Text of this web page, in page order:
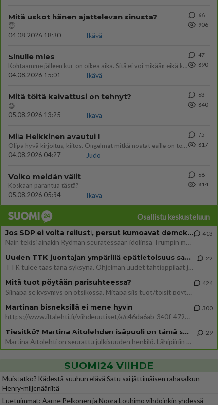
Mitä uskot hänen ajattelevan sinusta?
😇
04.08.2026 18:30
Ikävä
66
906
Sinulle mies
Kohtaamme jälleen kun on oikea aika. Sitä ei voi mikään eikä kukaan estää <3 <3
04.08.2026 15:01
Ikävä
47
890
Mitä töitä kaivattusi on tehnyt?
😅
05.08.2026 13:25
Ikävä
63
840
Miia Heikkinen avautui !
Olipa hyvä kirjoitus, kiitos. Ongelmat mitkä nostat esille on todellisia ja tämä ylimielisyys totta ja se näkyy kaikessa
04.08.2026 04:27
Judo
75
817
Voiko meidän välit
Koskaan parantua tästä?
05.08.2026 05:34
Ikävä
68
814
Osallistu keskusteluun
Jos SDP ei voita reilusti, persut kumoavat demokratian Suomesta
Näin tekisi ainakin Rydman seuratessaan idolinsa Trumpin mallia https://www.is.fi/politiikka/art-2000012187244.html
413
Uuden TTK-juontajan ympärillä epätietoisuus sakenee - Nyt MTV hämmentää soppaa
TTK tulee taas tänä syksynä. Ohjelman uudet tähtioppilaat julkistetaan torstaina 6. elokuuta klo 14 alkavassa lehdistö
22
Mitä tuot pöytään parisuhteessa?
Siinäpä se kysymys on otsikossa. Mitäpä siis tuot/toisit pöytään parisuhteessa? Oletko mies vai nainen? Koetko sen mitä
424
Martinan bisneksillä ei mene hyvin
https://www.iltalehti.fi/viihdeuutiset/a/c46da6ab-340f-4790-aaa7-0865eed2336 Yrityksen konkurssihakemus on tullut kärä
300
Tiesitkö? Martina Aitolehden isäpuoli on tämä suosittu laulaja
Martina Aitolehti on seurattu julkisuuden henkilö. Lähipiiriin mahtuu muitakin tunnettuja henkilöitä. Tiesitkö, että Ma
29
SUOMI24 VIIHDE
Muistatko? Kädestä suuhun elävä Satu sai jättimäisen rahasalkun
Henry-miljonääriltä
Luetuimmat: Aarne Pelkonen ja Noora Louhimo vihdoinkin yhdessä -